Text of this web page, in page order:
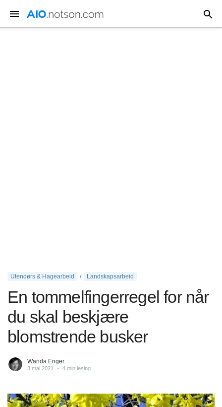
Utendørs & Hagearbeid Landskapsarbeid
En tommelfingerregel for når
du skal beskjære
blomstrende busker
Wanda Enger
3 mai 2021 • 4 min lesing